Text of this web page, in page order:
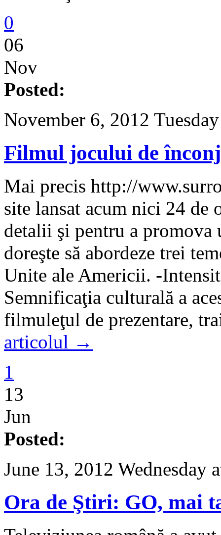
0
06
Nov
Posted:
November 6, 2012
Filmul jocului de
Mai precis http://
site lansat acum nici 24 de
detalii şi pentru a promova
doreşte să abordeze trei
Unite ale Americii. -
Semnificaţia culturală a
filmuleţul de prezentare,
articolul →
1
13
Jun
Posted:
June 13, 2012 Wednesday
Ora de Ştiri: GO, mai